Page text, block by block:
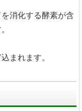
消化する酵素が含
まれます。